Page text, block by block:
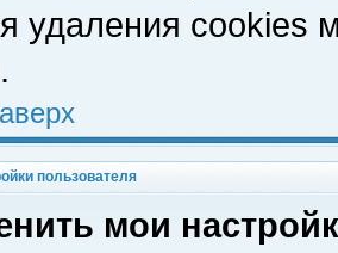
удаления cookies
пользователя
мои